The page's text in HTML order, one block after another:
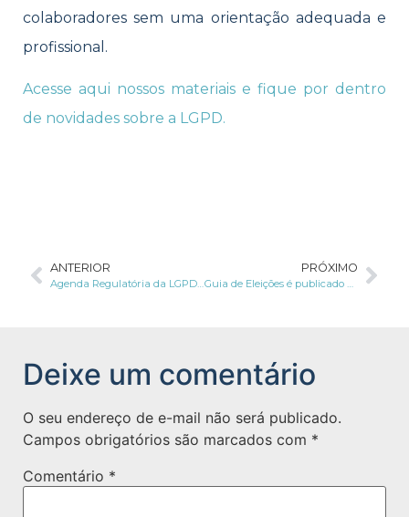
colaboradores sem uma orientação adequada e
profissional.
Acesse aqui nossos materiais e fique por dentro
de novidades sobre a LGPD.
ANTERIOR
Agenda Regulatória da LGPD apresenta relatório semestral de acompanhamento
PRÓXIMO
Guia de Eleições é publicado por ANPD e TSE
Deixe um comentário
O seu endereço de e-mail não será publicado.
Campos obrigatórios são marcados com *
Comentário *